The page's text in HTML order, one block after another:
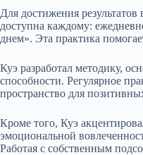
Для достижения
доступна каждому:
днем». Эта практика
Куэ разработал методику,
способности. Регулярное
пространство для
Кроме того, Куэ
эмоциональной
Работая с собственным